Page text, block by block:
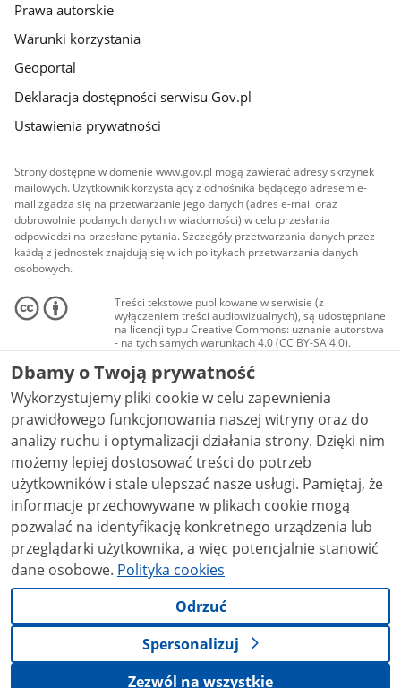
Prawa autorskie
Warunki korzystania
Geoportal
Deklaracja dostępności serwisu Gov.pl
Ustawienia prywatności
Strony dostępne w domenie www.gov.pl mogą zawierać adresy skrzynek
mailowych. Użytkownik korzystający z odnośnika będącego adresem e-
mail zgadza się na przetwarzanie jego danych (adres e-mail oraz
dobrowolnie podanych danych w wiadomości) w celu przesłania
odpowiedzi na przesłane pytania. Szczegóły przetwarzania danych przez
każdą z jednostek znajdują się w ich politykach przetwarzania danych
osobowych.
Treści tekstowe publikowane w serwisie (z
wyłączeniem treści audiowizualnych), są udostępniane
na licencji typu Creative Commons: uznanie autorstwa
- na tych samych warunkach 4.0 (CC BY-SA 4.0).
Materiały audiowizualne, w tym zdjęcia, materiały
audio i wideo, są udostępniane na licencji typu
Creative Commons: uznanie autorstwa użycie
niekomercyjne - bez utworów zależnych 4.0 (CC BY-
NC-ND 4.0), o ile nie jest to stwierdzone inaczej.
Dbamy o Twoją prywatność
Wykorzystujemy pliki cookie w celu zapewnienia
prawidłowego funkcjonowania naszej witryny oraz do
analizy ruchu i optymalizacji działania strony. Dzięki nim
możemy lepiej dostosować treści do potrzeb
użytkowników i stale ulepszać nasze usługi. Pamiętaj, że
informacje przechowywane w plikach cookie mogą
pozwalać na identyfikację konkretnego urządzenia lub
przeglądarki użytkownika, a więc potencjalnie stanowić
dane osobowe. Polityka cookies
Odrzuć
Spersonalizuj
Zezwól na wszystkie